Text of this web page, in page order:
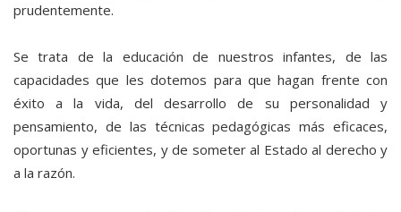
prudentemente.
Se trata de la educación de nuestros infantes, de las
capacidades que les dotemos para que hagan frente con
éxito a la vida, del desarrollo de su personalidad y
pensamiento, de las técnicas pedagógicas más eficaces,
oportunas y eficientes, y de someter al Estado al derecho y
a la razón.